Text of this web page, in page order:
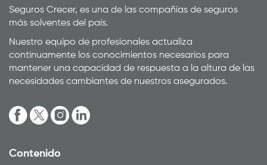
Seguros Crecer, es una de las compañías de seguros
más solventes del país.
Nuestro equipo de profesionales actualiza
continuamente los conocimientos necesarios para
mantener una capacidad de respuesta a la altura de las
necesidades cambiantes de nuestros asegurados.
Contenido